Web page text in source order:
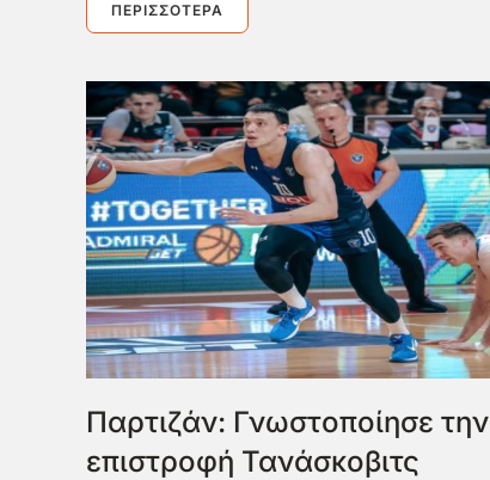
ΠΕΡΙΣΣΌΤΕΡΑ
Παρτιζάν: Γνωστοποίησε την
επιστροφή Τανάσκοβιτς